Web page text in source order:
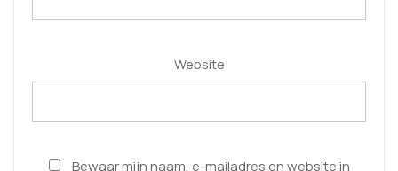
Website
Bewaar mijn naam, e-mailadres en website in